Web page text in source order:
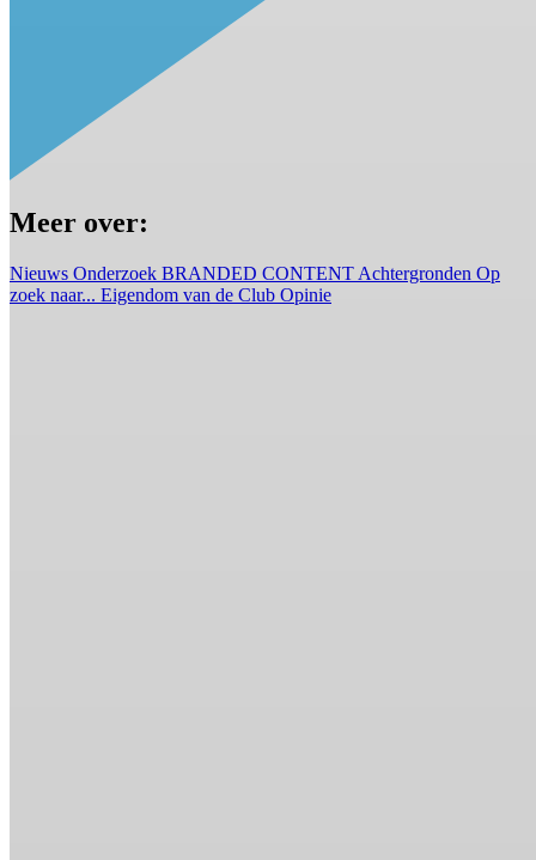
Meer over:
Nieuws Onderzoek BRANDED CONTENT Achtergronden Op
zoek naar... Eigendom van de Club Opinie